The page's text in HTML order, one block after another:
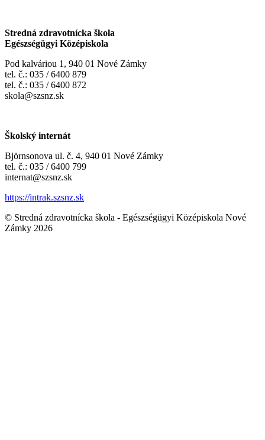
Stredná zdravotnícka škola
Egészségügyi Középiskola
Pod kalváriou 1, 940 01 Nové Zámky
tel. č.: 035 / 6400 879
tel. č.: 035 / 6400 872
skola@szsnz.sk
Školský internát
Björnsonova ul. č. 4, 940 01 Nové Zámky
tel. č.: 035 / 6400 799
internat@szsnz.sk
https://intrak.szsnz.sk
© Stredná zdravotnícka škola - Egészségügyi Középiskola Nové
Zámky 2026